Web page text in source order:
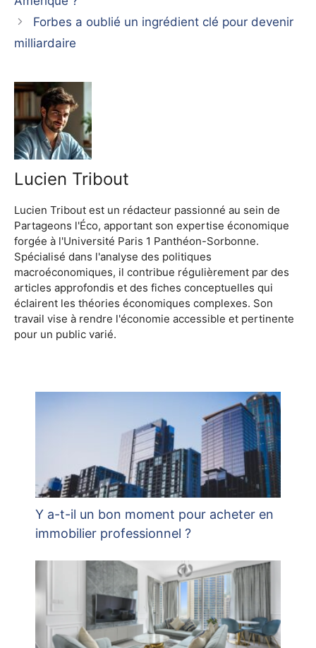
Forbes a oublié un ingrédient clé pour devenir
milliardaire
Lucien Tribout
Lucien Tribout est un rédacteur passionné au sein de
Partageons l'Éco, apportant son expertise économique
forgée à l'Université Paris 1 Panthéon-Sorbonne.
Spécialisé dans l'analyse des politiques
macroéconomiques, il contribue régulièrement par des
articles approfondis et des fiches conceptuelles qui
éclairent les théories économiques complexes. Son
travail vise à rendre l'économie accessible et pertinente
pour un public varié.
Y a-t-il un bon moment pour acheter en
immobilier professionnel ?